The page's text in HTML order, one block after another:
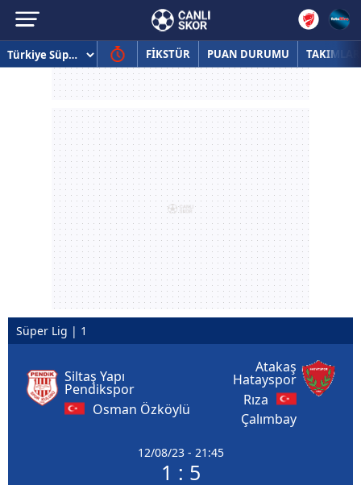
FİKSTÜR PUAN DURUMU TAKIMLAR
Süper Lig | 1
Siltaş Yapı
Pendikspor
Osman Özköylü
12/08/23 - 21:45
1 : 5
Atakaş
Hatayspor
Rıza
Çalımbay